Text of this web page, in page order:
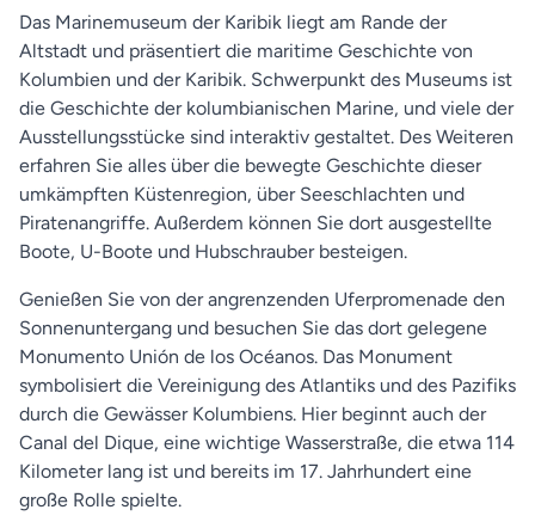
Das Marinemuseum der Karibik liegt am Rande der
Altstadt und präsentiert die maritime Geschichte von
Kolumbien und der Karibik. Schwerpunkt des Museums ist
die Geschichte der kolumbianischen Marine, und viele der
Ausstellungsstücke sind interaktiv gestaltet. Des Weiteren
erfahren Sie alles über die bewegte Geschichte dieser
umkämpften Küstenregion, über Seeschlachten und
Piratenangriffe. Außerdem können Sie dort ausgestellte
Boote, U-Boote und Hubschrauber besteigen.
Genießen Sie von der angrenzenden Uferpromenade den
Sonnenuntergang und besuchen Sie das dort gelegene
Monumento Unión de los Océanos. Das Monument
symbolisiert die Vereinigung des Atlantiks und des Pazifiks
durch die Gewässer Kolumbiens. Hier beginnt auch der
Canal del Dique, eine wichtige Wasserstraße, die etwa 114
Kilometer lang ist und bereits im 17. Jahrhundert eine
große Rolle spielte.